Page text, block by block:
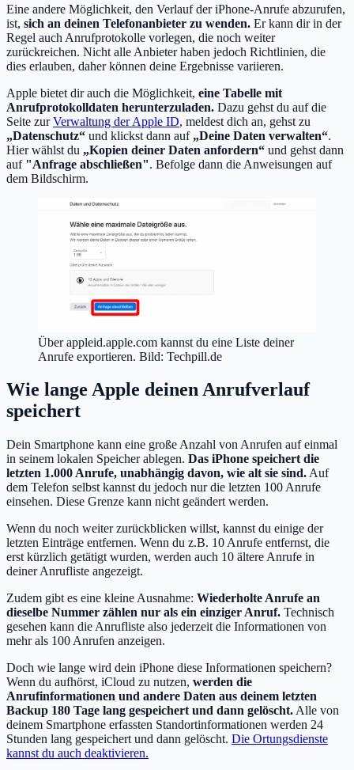
Eine andere Möglichkeit, den Verlauf der iPhone-Anrufe abzurufen,
ist, sich an deinen Telefonanbieter zu wenden. Er kann dir in der
Regel auch Anrufprotokolle vorlegen, die noch weiter
zurückreichen. Nicht alle Anbieter haben jedoch Richtlinien, die
dies erlauben, daher können deine Ergebnisse variieren.
Apple bietet dir auch die Möglichkeit, eine Tabelle mit
Anrufprotokolldaten herunterzuladen. Dazu gehst du auf die
Seite zurVerwaltung der Apple ID, meldest dich an, gehst zu
„Datenschutz“ und klickst dann auf „Deine Daten verwalten“.
Hier wählst du „Kopien deiner Daten anfordern“ und gehst dann
auf "Anfrage abschließen". Befolge dann die Anweisungen auf
dem Bildschirm.
Über appleid.apple.com kannst du eine Liste deiner
Anrufe exportieren. Bild: Techpill.de
Wie lange Apple deinen Anrufverlauf
speichert
Dein Smartphone kann eine große Anzahl von Anrufen auf einmal
in seinem lokalen Speicher ablegen. Das iPhone speichert die
letzten 1.000 Anrufe, unabhängig davon, wie alt sie sind. Auf
dem Telefon selbst kannst du jedoch nur die letzten 100 Anrufe
einsehen. Diese Grenze kann nicht geändert werden.
Wenn du noch weiter zurückblicken willst, kannst du einige der
letzten Einträge entfernen. Wenn du z.B. 10 Anrufe entfernst, die
erst kürzlich getätigt wurden, werden auch 10 ältere Anrufe in
deiner Anrufliste angezeigt.
Zudem gibt es eine kleine Ausnahme: Wiederholte Anrufe an
dieselbe Nummer zählen nur als ein einziger Anruf. Technisch
gesehen kann die Anrufliste also jederzeit die Informationen von
mehr als 100 Anrufen anzeigen.
Doch wie lange wird dein iPhone diese Informationen speichern?
Wenn du aufhörst, iCloud zu nutzen, werden die
Anrufinformationen und andere Daten aus deinem letzten
Backup 180 Tage lang gespeichert und dann gelöscht. Alle von
deinem Smartphone erfassten Standortinformationen werden 24
Stunden lang gespeichert und dann gelöscht. Die Ortungsdienste
kannst du auch deaktivieren.